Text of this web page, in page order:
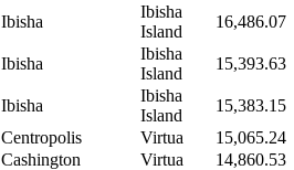
Ibisha
Ibisha
Island
16,486.07
Ibisha
Ibisha
Island
15,393.63
Ibisha
Ibisha
Island
15,383.15
Centropolis Virtua
15,065.24
Cashington Virtua
14,860.53